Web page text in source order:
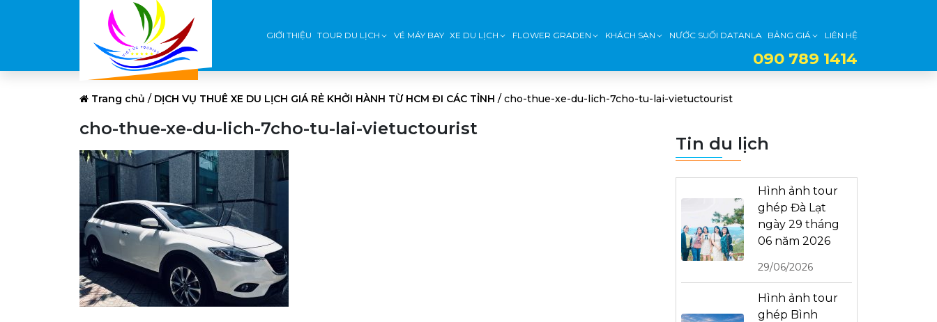
GIỚI THIỆU TOUR DU LỊCH VÉ MÁY BAY XE DU LỊCH FLOWER GRADEN KHÁCH SẠN NƯỚC SUỐI DATANLA BẢNG GIÁ LIÊN HỆ
090 789 1414
Trang chủ / DỊCH VỤ THUÊ XE DU LỊCH GIÁ RẺ KHỞI HÀNH TỪ HCM ĐI CÁC TỈNH / cho-thue-xe-du-lich-7cho-tu-lai-vietuctourist
cho-thue-xe-du-lich-7cho-tu-lai-vietuctourist
Tin du lịch
Hình ảnh tour
ghép Đà Lạt
ngày 29 tháng
06 năm 2026
29/06/2026
Hình ảnh tour
ghép Bình